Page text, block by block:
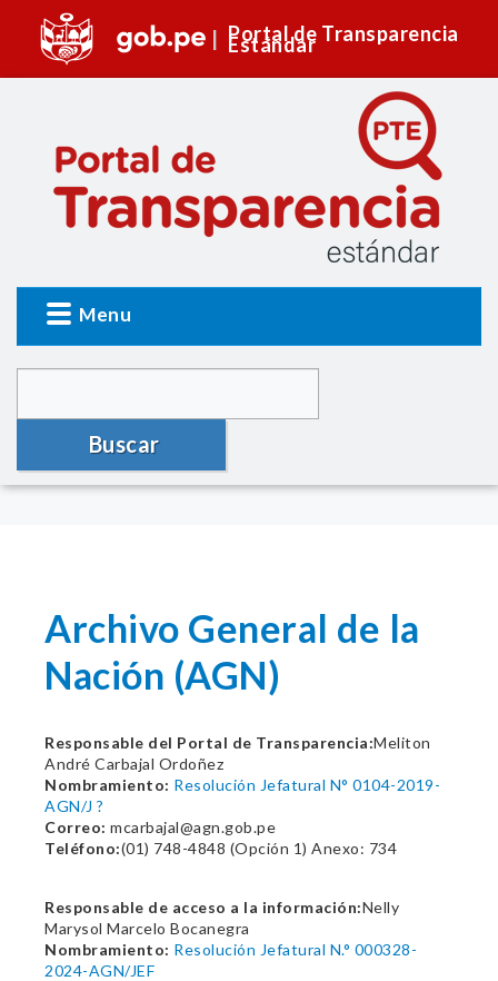
Portal de Transparencia
Estándar
Menu
Buscar
Archivo General de la
Nación (AGN)
Responsable del Portal de Transparencia:Meliton
André Carbajal Ordoñez
Nombramiento: Resolución Jefatural N° 0104-2019-
AGN/J ?
Correo: mcarbajal@agn.gob.pe
Teléfono:(01) 748-4848 (Opción 1) Anexo: 734
Responsable de acceso a la información:Nelly
Marysol Marcelo Bocanegra
Nombramiento: Resolución Jefatural N.° 000328-
2024-AGN/JEF